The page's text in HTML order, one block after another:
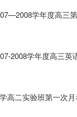
学年度高三
2008学年度高三英
高二实验班第一次